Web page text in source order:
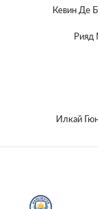
Кевин Де
Рияд
Илкай